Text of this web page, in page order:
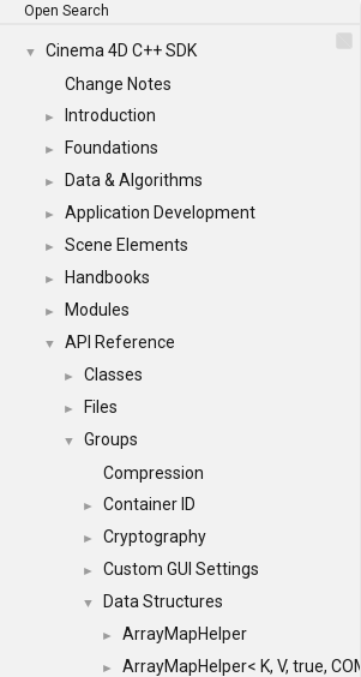
Open Search
▼
Cinema 4D C++ SDK
Change Notes
► Introduction
► Foundations
► Data & Algorithms
► Application Development
► Scene Elements
► Handbooks
► Modules
▼ API Reference
► Classes
► Files
▼
Groups
Compression
► Container ID
► Cryptography
► Custom GUI Settings
▼ Data Structures
► ArrayMapHelper
► ArrayMapHelper< K, V, true,